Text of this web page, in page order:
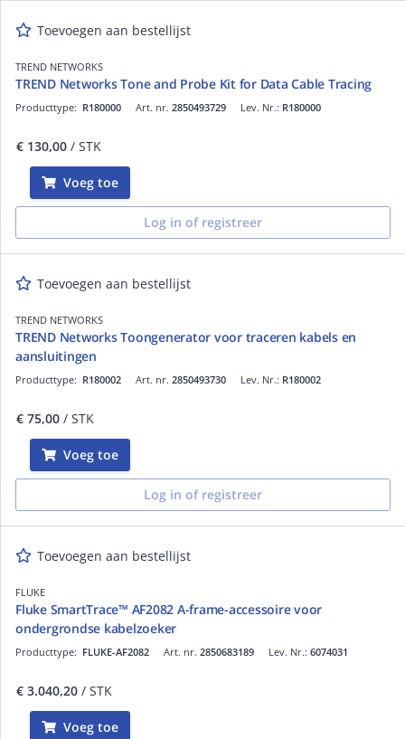
Toevoegen aan bestellijst
TREND NETWORKS
TREND Networks Tone and Probe Kit for Data Cable Tracing
Art. nr. 2850493729
Producttype: R180000 Lev. Nr.: R180000
€ 130,00 / STK
Voeg toe
Log in of registreer
Toevoegen aan bestellijst
TREND NETWORKS
TREND Networks Toongenerator voor traceren kabels en
aansluitingen
Art. nr. 2850493730
Producttype: R180002 Lev. Nr.: R180002
€ 75,00 / STK
Voeg toe
Log in of registreer
Toevoegen aan bestellijst
FLUKE
Fluke SmartTrace™ AF2082 A-frame-accessoire voor
ondergrondse kabelzoeker
Art. nr. 2850683189
Producttype: FLUKE-AF2082 Lev. Nr.: 6074031
€ 3.040,20 / STK
Voeg toe